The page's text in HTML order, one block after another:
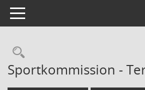
Toggle navigation
Rechercheauswahl
Sportkommission -